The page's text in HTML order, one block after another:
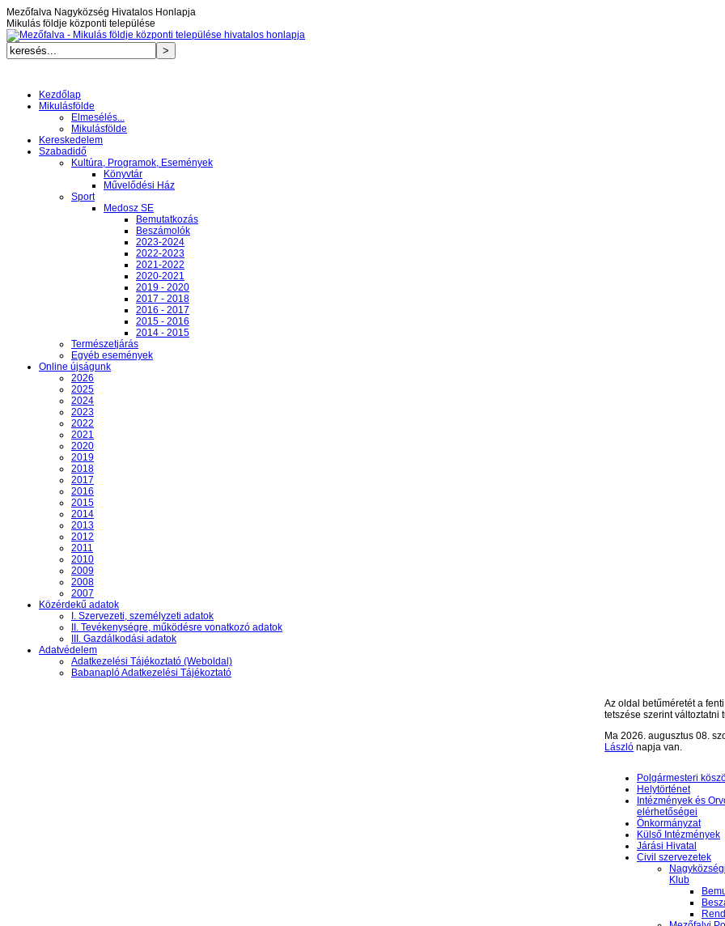
Mezőfalva Nagyközség Hivatalos Honlapja
Mikulás földje központi települése
Kezdőlap
Mikulásfölde
Elmesélés...
Mikulásfölde
Kereskedelem
Szabadidő
Kultúra, Programok, Események
Könyvtár
Művelődési Ház
Sport
Medosz SE
Bemutatkozás
Beszámolók
2023-2024
2022-2023
2021-2022
2020-2021
2019 - 2020
2017 - 2018
2016 - 2017
2015 - 2016
2014 - 2015
Természetjárás
Egyéb események
Online újságunk
2026
2025
2024
2023
2022
2021
2020
2019
2018
2017
2016
2015
2014
2013
2012
2011
2010
2009
2008
2007
Közérdekű adatok
I. Szervezeti, személyzeti adatok
II. Tevékenységre, működésre vonatkozó adatok
III. Gazdálkodási adatok
Adatvédelem
Adatkezelési Tájékoztató (Weboldal)
Babanapló Adatkezelési Tájékoztató
Az oldal betűméretét a
tetszése szerint változtatni
Ma 2026. augusztus 08.
László napja van.
Polgármesteri
Helytörténet
Intézmények és
elérhetőségei
Önkormányzat
Külső Intézmények
Járási Hivatal
Civil szervezetek
Klub